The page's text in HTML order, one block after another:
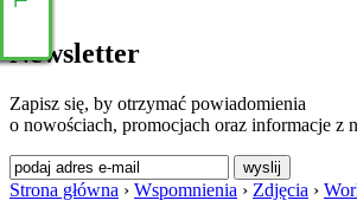
Newsletter
Zapisz się, by otrzymać powiadomienia
o nowościach, promocjach oraz informacje z
Strona główna › Wspomnienia › Zdjęcia ›
www.whynottravel.pl